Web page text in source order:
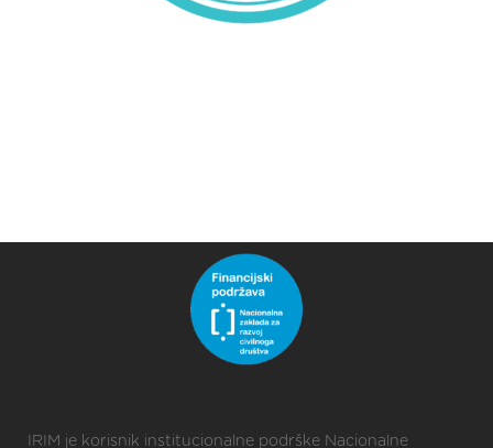
IRIM je korisnik institucionalne podrške Nacionalne